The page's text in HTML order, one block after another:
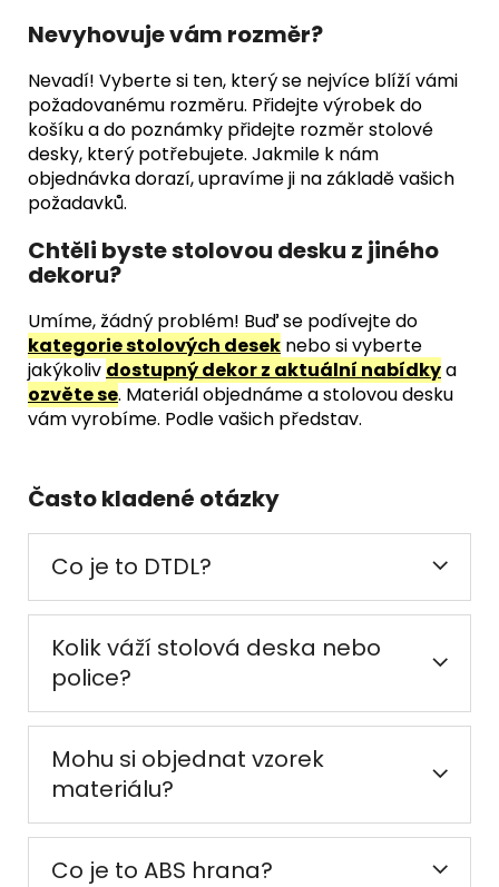
Nevyhovuje vám rozměr?
Nevadí! Vyberte si ten, který se nejvíce blíží vámi
požadovanému rozměru. Přidejte výrobek do
košíku a do poznámky přidejte rozměr stolové
desky, který potřebujete. Jakmile k nám
objednávka dorazí, upravíme ji na základě vašich
požadavků.
Chtěli byste stolovou desku z jiného
dekoru?
Umíme, žádný problém! Buď se podívejte do
kategorie stolových desek nebo si vyberte
jakýkoliv dostupný dekor z aktuální nabídkya
ozvěte se. Materiál objednáme a stolovou desku
vám vyrobíme. Podle vašich představ.
Často kladené otázky
Co je to DTDL?
Kolik váží stolová deska nebo
police?
Mohu si objednat vzorek
materiálu?
Co je to ABS hrana?